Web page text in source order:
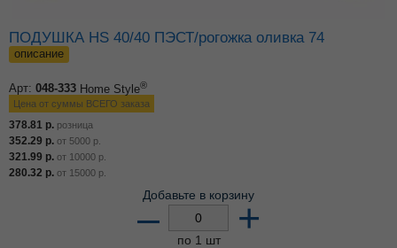
ПОДУШКА HS 40/40 ПЭСТ/рогожка оливка 74
описание
Арт: 048-333 Home Style®
Цена от суммы ВСЕГО заказа
378.81 р. розница
352.29 р. от 5000 р.
321.99 р. от 10000 р.
280.32 р. от 15000 р.
Добавьте в корзину
– +
по 1 шт